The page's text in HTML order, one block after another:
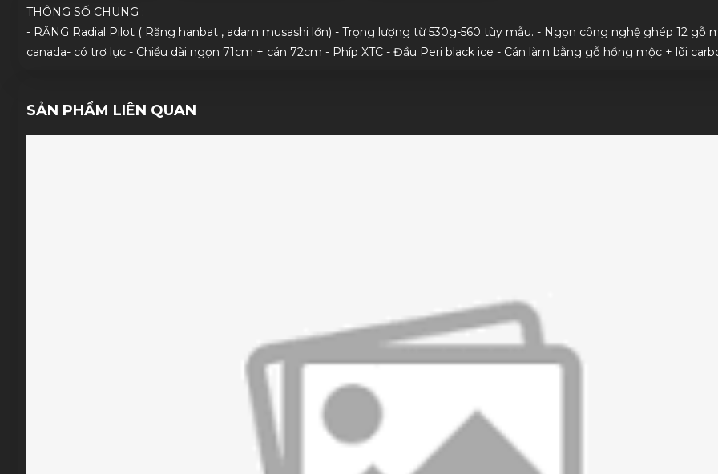
THÔNG SỐ CHUNG :
- RĂNG Radial Pilot ( Răng hanbat , adam musashi lớn) - Trọng lượng từ 530g-560 tùy mẫu. - Ngọn công nghệ ghép 12 gỗ
canada- có trợ lực - Chiều dài ngọn 71cm + cán 72cm - Phíp XTC - Đầu Peri black ice - Cán làm bằng gỗ hồng mộc + lõi
SẢN PHẨM LIÊN QUAN